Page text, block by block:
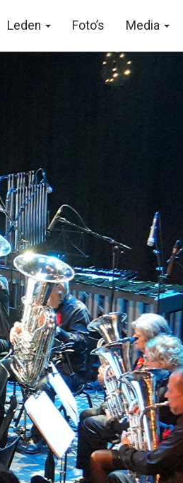
Leden Foto’s Media